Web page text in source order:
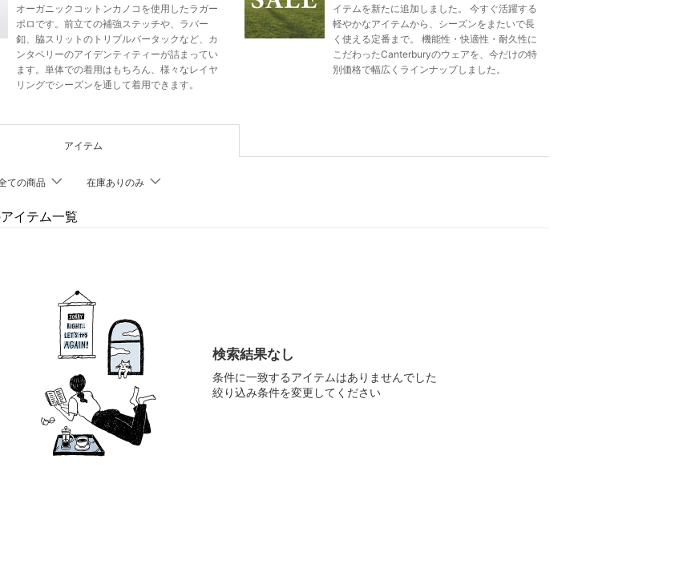
オーガニックコットンカノコを使用したラガー
ポロです。前立ての補強ステッチや、ラバー
釦、脇スリットのトリプルバータックなど、カ
ンタベリーのアイデンティティーが詰まってい
ます。単体での着用はもちろん、様々なレイヤ
リングでシーズンを通して着用できます。
イテムを新たに追加しました。 今すぐ活躍する
軽やかなアイテムから、シーズンをまたいで長
く使える定番まで。 機能性・快適性・耐久性に
こだわったCanterburyのウェアを、今だけの特
別価格で幅広くラインナップしました。
アイテム
ての商品 在庫ありのみ
イテム一覧
検索結果なし
条件に一致するアイテムはありませんでした
絞り込み条件を変更してください